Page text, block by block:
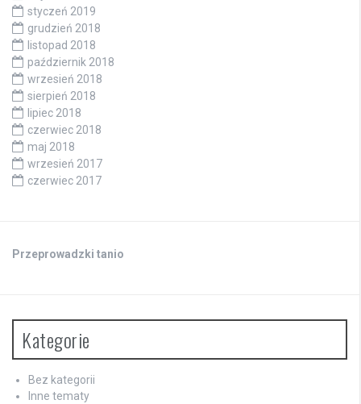
styczeń 2019
grudzień 2018
listopad 2018
październik 2018
wrzesień 2018
sierpień 2018
lipiec 2018
czerwiec 2018
maj 2018
wrzesień 2017
czerwiec 2017
Przeprowadzki tanio
Kategorie
Bez kategorii
Inne tematy